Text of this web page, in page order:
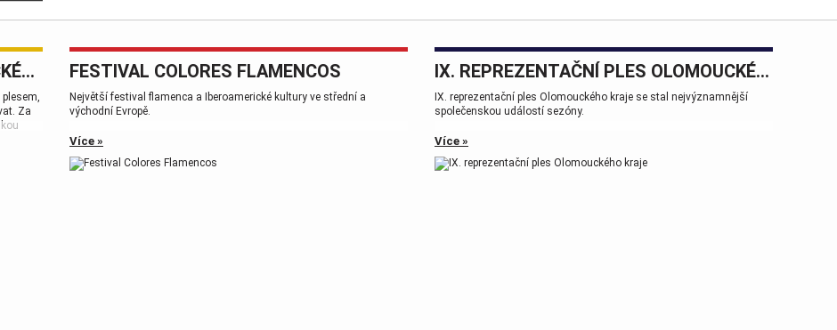
X. REPREZENTAČNÍ PLES OLOMOUCKÉHO KRAJE
Za
FESTIVAL COLORES FLAMENCOS
Největší festival flamenca a Iberoamerické kultury ve střední a
východní Evropě.
Více »
IX. REPREZENTAČNÍ PLES OLOMOUCKÉHO KRAJE
IX. reprezentační ples Olomouckého kraje se stal nejvýznamnější
společenskou událostí sezóny.
Více »